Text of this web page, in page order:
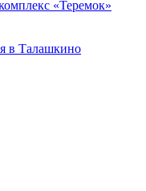
«Теремок»
в Талашкино